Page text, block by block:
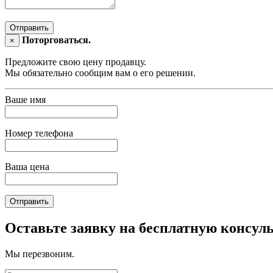
Отправить
×
Поторговаться.
Предложите свою цену продавцу.
Мы обязательно сообщим вам о его решении.
Ваше имя
Номер телефона
Ваша цена
Отправить
Оставьте заявку на бесплатную
Мы перезвоним.